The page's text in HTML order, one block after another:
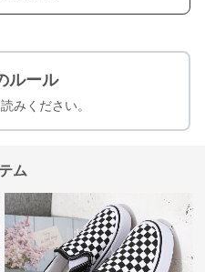
ルール
みください。
ム